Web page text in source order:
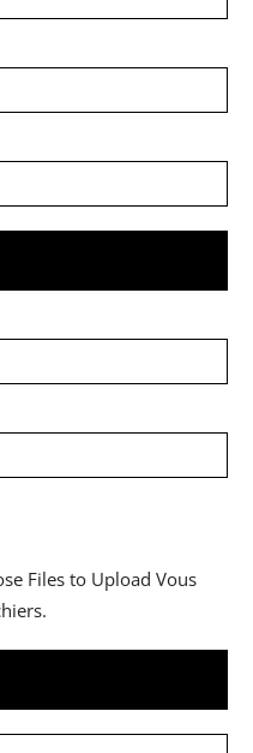
Files to Upload Vous